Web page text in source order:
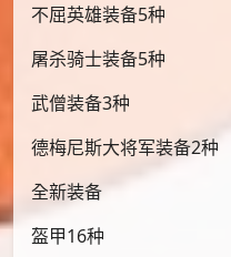
不屈英雄装备5种
屠杀骑士装备5种
武僧装备3种
德梅尼斯大将军装备2种
全新装备
盔甲16种